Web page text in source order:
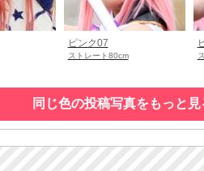
ピンク07
ストレート80cm